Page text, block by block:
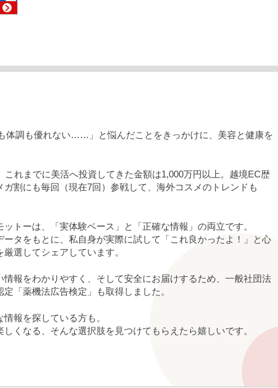
体調も優れない……」と悩んだことをきっかけに、美容と健康を
これまでに美活へ投資してきた金額は1,000万円以上。越境EC歴
ガ割にも毎回（現在7回）参戦して、海外コスメのトレンドも
トーは、「実体験ベース」と「正確な情報」の両立です。
ータをもとに、私自身が実際に試して「これ良かったよ！」と心
選してシェアしています。
情報をわかりやすく、そして安全にお届けするため、一般社団法
「薬機法広告検定」も取得しました。
報を探している方も。
くなる、そんな選択肢を見つけてもらえたら嬉しいです。